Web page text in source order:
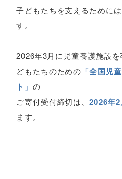
子どもたちを支えるために
す。
2026年3月に児童養護施設
どもたちのための 「全国児
ト」 の
ご寄付受付締切は、2026年2
ます。